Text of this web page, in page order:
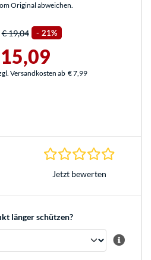
Original abweichen.
€ 19,04 - 21%
Versandkosten ab € 7,99
Jetzt bewerten
länger schützen?